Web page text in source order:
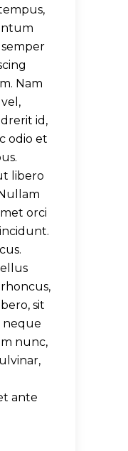
Nam
id,
odio et
libero
orci
sit
neque
nunc,
ante